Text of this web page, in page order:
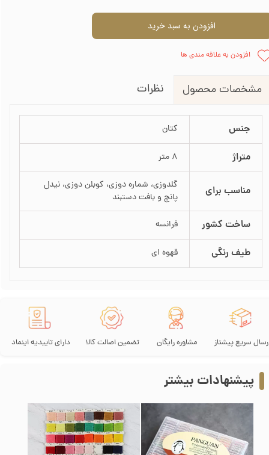
افزودن به سبد خرید
افزودن به علاقه مندی ها
مشخصات محصول نظرات
جنس کتان
متراژ 8 متر
مناسب برای
گلدوزی، شماره دوزی، کوبلن دوزی، نیدل
پانچ و بافت دستبند
ساخت کشور فرانسه
طیف رنگی قهوه ای
تضمین اصالت کالا مشاوره رایگان سریع پیشتاز دارای تاییدیه اینماد
پیشنهادات بیشتر